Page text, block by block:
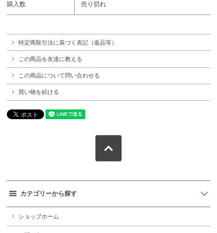
購入数 売り切れ
特定商取引法に基づく表記（返品等）
この商品を友達に教える
この商品について問い合わせる
買い物を続ける
カテゴリーから探す
ショップホーム